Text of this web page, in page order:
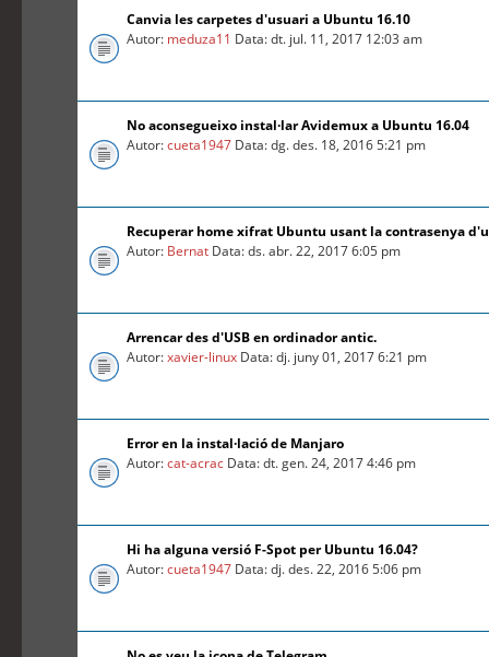
Canvia les carpetes d'usuari a Ubuntu 16.10
Autor: meduza11 Data: dt. jul. 11, 2017 12:03 am
No aconsegueixo instal·lar Avidemux a Ubuntu 16.04
Autor:cueta1947 Data: dg. des. 18, 2016 5:21 pm
Recuperar home xifrat Ubuntu usant la contrasenya
Autor: Bernat Data: ds. abr. 22, 2017 6:05 pm
Arrencar des d'USB en ordinador antic.
Autor:xavier-linux Data: dj. juny 01, 2017 6:21 pm
Error en la instal·lació de Manjaro
Autor:cat-acrac Data: dt. gen. 24, 2017 4:46 pm
Hi ha alguna versió F-Spot per Ubuntu 16.04?
Autor:cueta1947 Data: dj. des. 22, 2016 5:06 pm